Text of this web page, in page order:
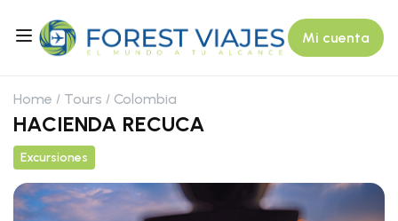
Mi cuenta
Home Tours Colombia
HACIENDA RECUCA
Excursiones